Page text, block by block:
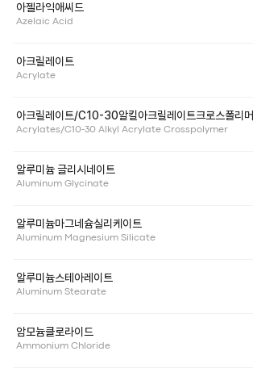
아젤라익애씨드
Azelaic Acid
아크릴레이트
Acrylate
아크릴레이트/C10-30알킬아크릴레이트크로스폴리머
Acrylates/C10-30 Alkyl Acrylate Crosspolymer
알루미늄 글리시네이트
Aluminum Glycinate
알루미늄마그네슘실리케이트
Aluminum Magnesium Silicate
알루미늄스테아레이트
Aluminum Stearate
암모늄클로라이드
Ammonium Chloride